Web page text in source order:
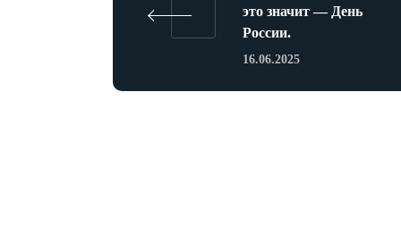
это значит — День
России.
16.06.2025